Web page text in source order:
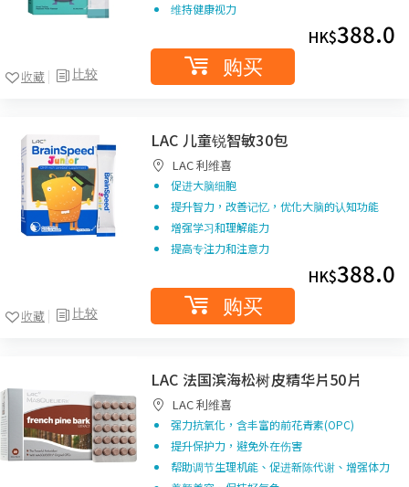
比较
收藏
维持健康视力
HK$388.0
购买
比较
收藏
LAC 儿童锐智敏30包
LAC 利维喜
促进大脑细胞
提升智力，改善记忆，优化大脑的认知功能
增强学习和理解能力
提高专注力和注意力
HK$388.0
购买
LAC 法国滨海松树皮精华片50片
LAC 利维喜
强力抗氧化，含丰富的前花青素(OPC)
提升保护力，避免外在伤害
帮助调节生理机能、促进新陈代谢、增强体力